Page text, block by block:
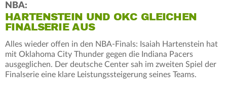
NBA:
HARTENSTEIN UND OKC GLEICHEN
FINALSERIE AUS
Alles wieder offen in den NBA-Finals: Isaiah Hartenstein hat
mit Oklahoma City Thunder gegen die Indiana Pacers
ausgeglichen. Der deutsche Center sah im zweiten Spiel der
Finalserie eine klare Leistungssteigerung seines Teams.